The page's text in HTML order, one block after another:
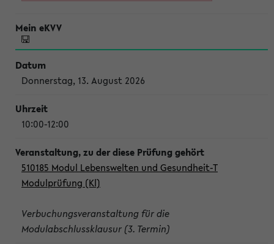
Donnerstag, 13. August 2026
10:00-12:00
510185 Modul Lebenswelten und Gesundheit-T
Modulprüfung (Kl)
Verbuchungsveranstaltung für die
Modulabschlussklausur (3. Termin)